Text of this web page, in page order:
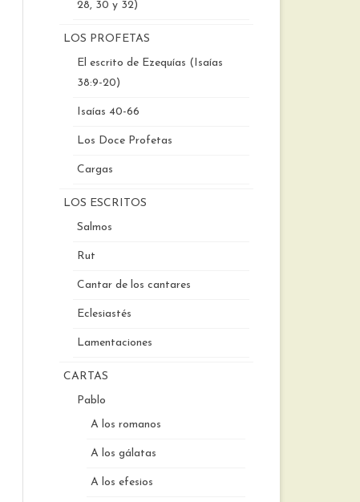
28, 30 y 32)
LOS PROFETAS
El escrito de Ezequías (Isaías
38:9-20)
Isaías 40-66
Los Doce Profetas
Cargas
LOS ESCRITOS
Salmos
Rut
Cantar de los cantares
Eclesiastés
Lamentaciones
CARTAS
Pablo
A los romanos
A los gálatas
A los efesios